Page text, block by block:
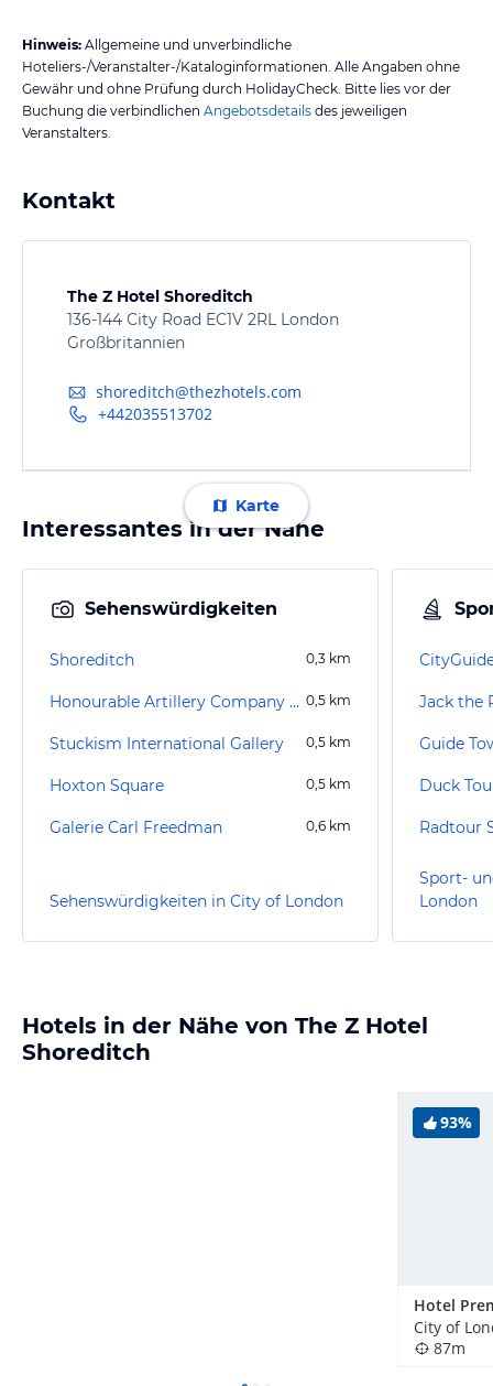
Hinweis: Allgemeine und unverbindliche
Hoteliers-/Veranstalter-/Kataloginformationen. Alle Angaben ohne
Gewähr und ohne Prüfung durch HolidayCheck. Bitte lies vor der
Buchung die verbindlichen Angebotsdetails des jeweiligen
Veranstalters.
Kontakt
The Z Hotel Shoreditch
136-144 City Road EC1V 2RL London
Großbritannien
shoreditch@thezhotels.com
+442035513702
Karte
Interessantes in der Nähe
Sehenswürdigkeiten
Shoreditch 0,3 km
Honourable Artillery Company Museum 0,5 km
Stuckism International Gallery 0,5 km
Hoxton Square 0,5 km
Galerie Carl Freedman 0,6 km
Sehenswürdigkeiten in City of London
Jack the
Guide
Duck
Sport-
London
Hotels in der Nähe von The Z Hotel
Shoreditch
93%
City of
87m